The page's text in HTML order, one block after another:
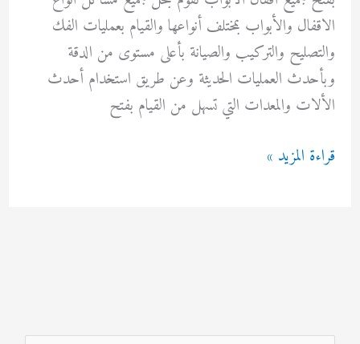
الاقفال والأبواب بمختلف أنواعها والقيام بعمليات الفك
والتصليح والتركيب والصيانة بأعلى مستوى من الدقة
وبأحدث العمليات الحديثة وعن طريق استخدام أحدث
الألات والمعدات التي تسهل من القيام بفتح
فتح
قراءة المزيد »